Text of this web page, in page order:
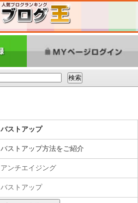
バストアップ
バストアップ方法をご紹介
アンチエイジング
バストアップ